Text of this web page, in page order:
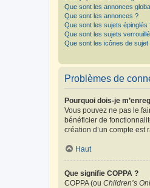
Que sont les annonces
Que sont les annonces ?
Que sont les sujets épinglés
Que sont les sujets
Que sont les icônes de sujet
Problèmes de
Pourquoi dois-je
Vous pouvez ne pas le
bénéficier de
création d’un compte est
Haut
Que signifie COPPA ?
COPPA (ou Children’s